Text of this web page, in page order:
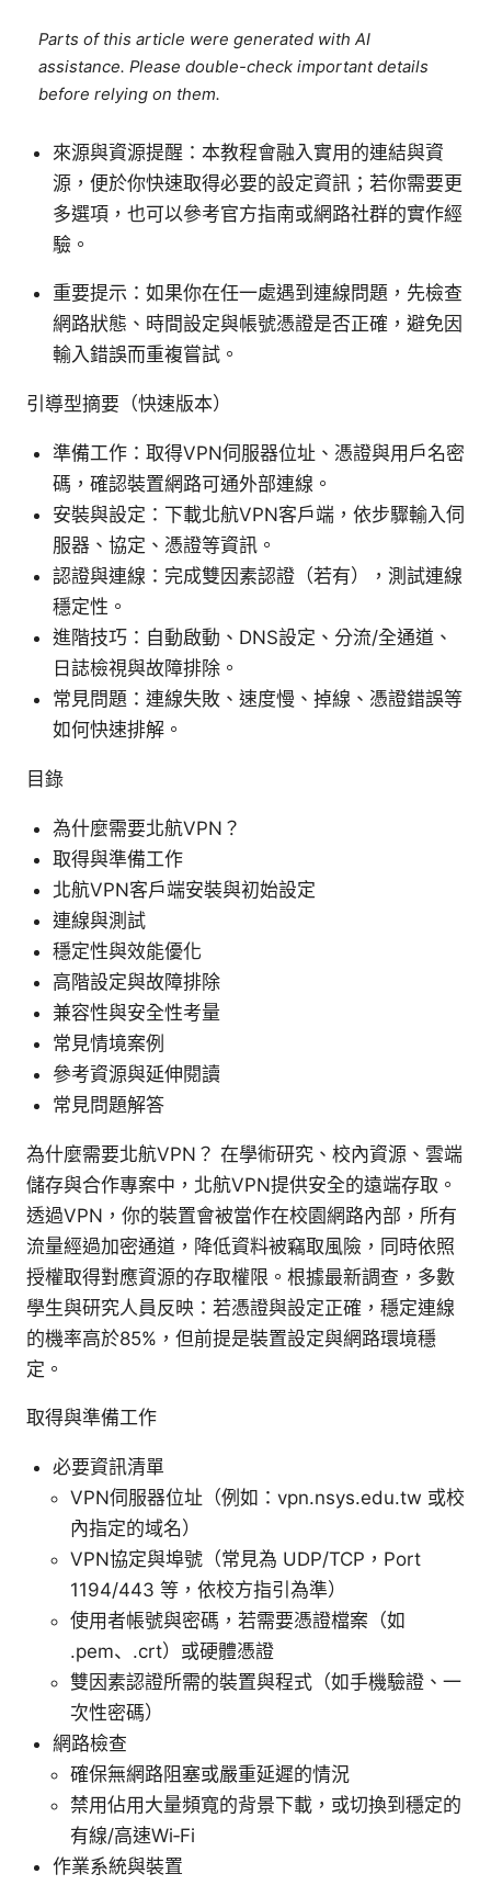
Parts of this article were generated with AI
assistance. Please double-check important details
before relying on them.
來源與資源提醒：本教程會融入實用的連結與資
源，便於你快速取得必要的設定資訊；若你需要更
多選項，也可以參考官方指南或網路社群的實作經
驗。
重要提示：如果你在任一處遇到連線問題，先檢查
網路狀態、時間設定與帳號憑證是否正確，避免因
輸入錯誤而重複嘗試。
引導型摘要（快速版本）
準備工作：取得VPN伺服器位址、憑證與用戶名密
碼，確認裝置網路可通外部連線。
安裝與設定：下載北航VPN客戶端，依步驟輸入伺
服器、協定、憑證等資訊。
認證與連線：完成雙因素認證（若有），測試連線
穩定性。
進階技巧：自動啟動、DNS設定、分流/全通道、
日誌檢視與故障排除。
常見問題：連線失敗、速度慢、掉線、憑證錯誤等
如何快速排解。
目錄
為什麼需要北航VPN？
取得與準備工作
北航VPN客戶端安裝與初始設定
連線與測試
穩定性與效能優化
高階設定與故障排除
兼容性與安全性考量
常見情境案例
參考資源與延伸閱讀
常見問題解答
為什麼需要北航VPN？ 在學術研究、校內資源、雲端
儲存與合作專案中，北航VPN提供安全的遠端存取。
透過VPN，你的裝置會被當作在校園網路內部，所有
流量經過加密通道，降低資料被竊取風險，同時依照
授權取得對應資源的存取權限。根據最新調查，多數
學生與研究人員反映：若憑證與設定正確，穩定連線
的機率高於85%，但前提是裝置設定與網路環境穩
定。
取得與準備工作
必要資訊清單
VPN伺服器位址（例如：vpn.nsys.edu.tw 或校
內指定的域名）
VPN協定與埠號（常見為 UDP/TCP，Port
1194/443 等，依校方指引為準）
使用者帳號與密碼，若需要憑證檔案（如
.pem、.crt）或硬體憑證
雙因素認證所需的裝置與程式（如手機驗證、一
次性密碼）
網路檢查
確保無網路阻塞或嚴重延遲的情況
禁用佔用大量頻寬的背景下載，或切換到穩定的
有線/高速Wi‑Fi
作業系統與裝置